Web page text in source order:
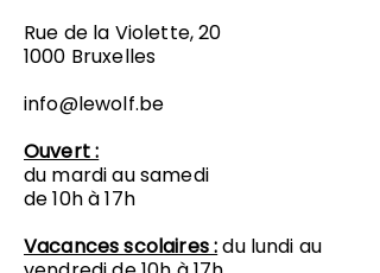
Rue de la Violette, 20
1000 Bruxelles
info@lewolf.be
Ouvert :
du mardi au samedi
de 10h à 17h
Vacances scolaires :du lundi au